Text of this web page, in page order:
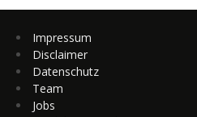
Impressum
Disclaimer
Datenschutz
Team
Jobs